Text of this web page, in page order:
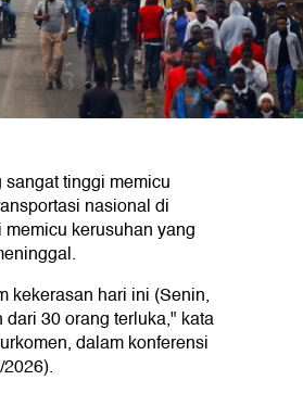
tinggi memicu
nasional di
kerusuhan yang
kekerasan hari ini (Senin,
30 orang terluka," kata
dalam konferensi